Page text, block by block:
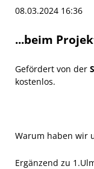
08.03.2024 16:36
...beim
Gefördert von der
kostenlos.
Warum haben wir
Ergänzend zu